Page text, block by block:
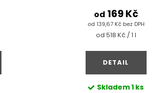
od 139,67 Kč bez DPH
od 169 Kč
Měrná
od 518 Kč / 1 l
DETAIL
Skladem1 ks